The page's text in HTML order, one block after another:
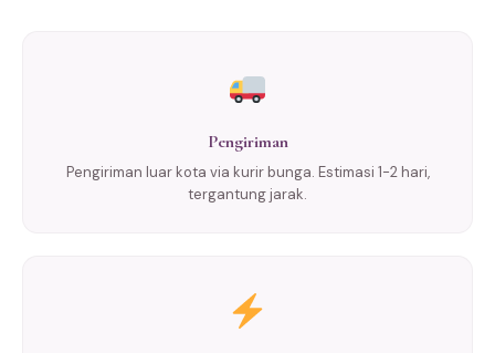
Pengiriman
Pengiriman luar kota via kurir bunga. Estimasi 1-2 hari,
tergantung jarak.